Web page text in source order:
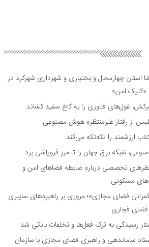
استان چهارمحال و بختیاری و شهرداری شهرکرد در
امن»
غول‌های فناوری را به کاخ سفید کشاند
از رفتار غیرمنتظره هوش مصنوعی
ارزشمند را تکه‌تکه می‌کند
شبکه برق جهان را تا مرز فروپاشی برد
تخصصی درباره ضابطه فضا‌های امن و
مسکونی
فضای مجازی»؛ مروری بر راهبرد‌های سایبری
فضای فجازی
رسیدگی به ترک فعل‌ها و تخلفات بانکی شد
ساماندهی و راهبری فضای مجازی با سازمان